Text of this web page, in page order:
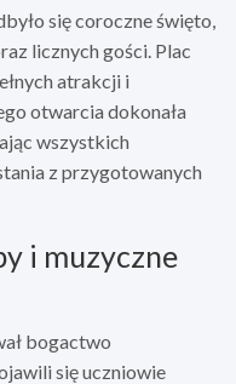
się coroczne święto,
licznych gości. Plac
atrakcji i
otwarcia dokonała
wszystkich
z przygotowanych
i muzyczne
bogactwo
się uczniowie